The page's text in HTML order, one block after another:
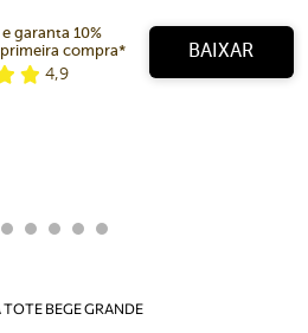
garanta 10%
primeira compra*
4,9
BAIXAR
TOTE BEGE GRANDE